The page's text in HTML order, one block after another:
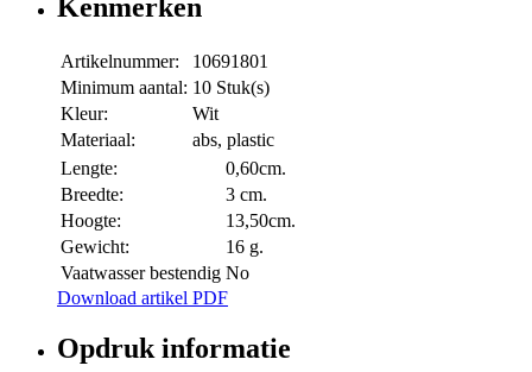
Kenmerken
Artikelnummer:
10691801
Minimum aantal: 10 Stuk(s)
Kleur:
Wit
Materiaal:
abs, plastic
Lengte:
0,60cm.
Breedte:
3 cm.
Hoogte:
13,50cm.
Gewicht:
16 g.
Vaatwasser bestendig No
Download artikel PDF
Opdruk informatie